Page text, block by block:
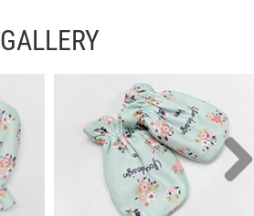
GALLERY